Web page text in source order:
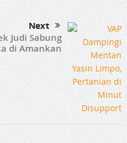
Next
Judi Sabung
di Amankan